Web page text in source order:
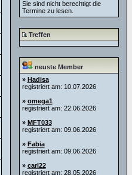
Sie sind nicht berechtigt die
Termine zu lesen.
Treffen
neuste Member
» Hadisa
registriert am: 10.07.2026
» omega1
registriert am: 22.06.2026
» MFT033
registriert am: 09.06.2026
» Fabia
registriert am: 09.06.2026
» carl22
registriert am: 28.05.2026